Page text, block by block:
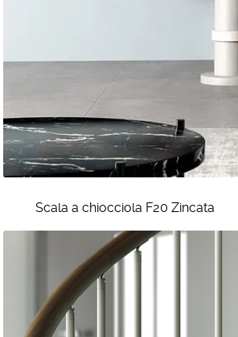
Scala a chiocciola F20 Zincata